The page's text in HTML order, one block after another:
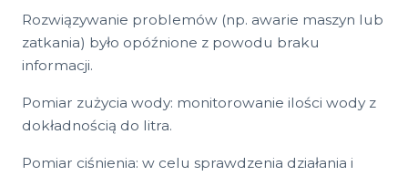
Rozwiązywanie problemów (np. awarie maszyn lub
zatkania) było opóźnione z powodu braku
informacji.
Pomiar zużycia wody: monitorowanie ilości wody z
dokładnością do litra.
Pomiar ciśnienia: w celu sprawdzenia działania i